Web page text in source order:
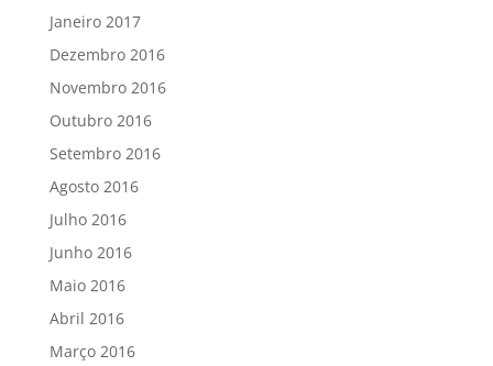
Janeiro 2017
Dezembro 2016
Novembro 2016
Outubro 2016
Setembro 2016
Agosto 2016
Julho 2016
Junho 2016
Maio 2016
Abril 2016
Março 2016